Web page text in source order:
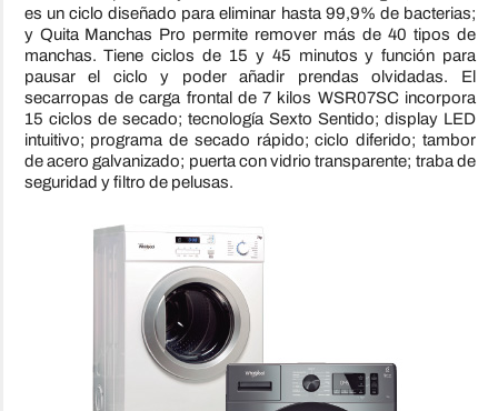
es un ciclo diseñado para eliminar hasta 99,9% de bacterias;
y Quita Manchas Pro permite remover más de 40 tipos de
manchas. Tiene ciclos de 15 y 45 minutos y función para
pausar el ciclo y poder añadir prendas olvidadas. El
secarropas de carga frontal de 7 kilos WSR07SC incorpora
15 ciclos de secado; tecnología Sexto Sentido; display LED
intuitivo; programa de secado rápido; ciclo diferido; tambor
de acero galvanizado; puerta con vidrio transparente; traba de
seguridad y filtro de pelusas.